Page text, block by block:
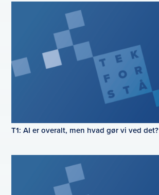
T1: AI er overalt, men hvad gør vi ved det?